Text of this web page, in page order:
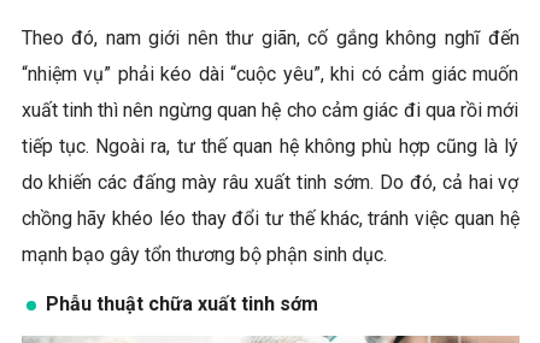
Theo đó, nam giới nên thư giãn, cố gắng không nghĩ đến
“nhiệm vụ” phải kéo dài “cuộc yêu”, khi có cảm giác muốn
xuất tinh thì nên ngừng quan hệ cho cảm giác đi qua rồi mới
tiếp tục. Ngoài ra, tư thế quan hệ không phù hợp cũng là lý
do khiến các đấng mày râu xuất tinh sớm. Do đó, cả hai vợ
chồng hãy khéo léo thay đổi tư thế khác, tránh việc quan hệ
mạnh bạo gây tổn thương bộ phận sinh dục.
Phẫu thuật chữa xuất tinh sớm